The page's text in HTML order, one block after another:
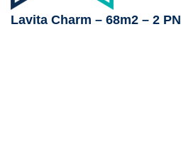
Lavita Charm – 68m2 – 2 PN